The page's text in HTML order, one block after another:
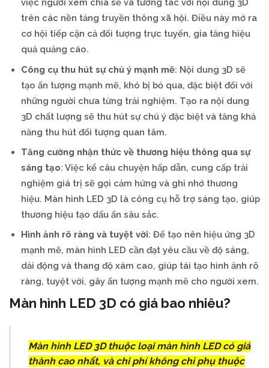
việc người xem chia sẻ và tương tác với nội dung 3D
trên các nền tảng truyền thông xã hội. Điều này mở ra
cơ hội tiếp cận cả đối tượng trực tuyến, gia tăng hiệu
quả quảng cáo.
Công cụ thu hút sự chú ý mạnh mẽ: Nội dung 3D sẽ
tạo ấn tượng mạnh mẽ, khó bị bỏ qua, đặc biệt đối với
những người chưa từng trải nghiệm. Tạo ra nội dung
3D chất lượng sẽ thu hút sự chú ý đặc biệt và tăng khả
năng thu hút đối tượng quan tâm.
Tăng cường nhận thức về thương hiệu thông qua sự
sáng tạo: Việc kể câu chuyện hấp dẫn, cung cấp trải
nghiệm giá trị sẽ gợi cảm hứng và ghi nhớ thương
hiệu. Màn hình LED 3D là công cụ hỗ trợ sáng tạo, giúp
thương hiệu tạo dấu ấn sâu sắc.
Hình ảnh rõ ràng và tuyệt vời: Để tạo nên hiệu ứng 3D
mạnh mẽ, màn hình LED cần đạt yêu cầu về độ sáng,
dải động và thang độ xám cao, giúp tái tạo hình ảnh rõ
ràng, tuyệt vời, gây ấn tượng mạnh mẽ cho người xem.
Màn hình LED 3D có giá bao nhiêu?
Màn hình LED 3D thuộc loại màn hình LED có giá
thành cao nhất, và chi phí không chỉ phụ thuộc